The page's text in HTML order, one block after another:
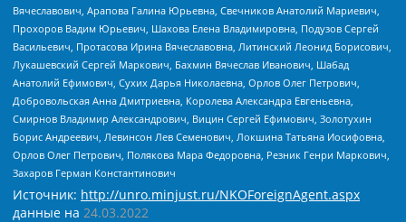
Вячеславович, Арапова Галина Юрьевна, Свечников Анатолий Мариевич,
Прохоров Вадим Юрьевич, Шахова Елена Владимировна, Подузов Сергей
Васильевич, Протасова Ирина Вячеславовна, Литинский Леонид Борисович,
Лукашевский Сергей Маркович, Бахмин Вячеслав Иванович, Шабад
Анатолий Ефимович, Сухих Дарья Николаевна, Орлов Олег Петрович,
Добровольская Анна Дмитриевна, Королева Александра Евгеньевна,
Смирнов Владимир Александрович, Вицин Сергей Ефимович, Золотухин
Борис Андреевич, Левинсон Лев Семенович, Локшина Татьяна Иосифовна,
Орлов Олег Петрович, Полякова Мара Федоровна, Резник Генри Маркович,
Захаров Герман Константинович
Источник: http://unro.minjust.ru/NKOForeignAgent.aspx
данные на 24.03.2022